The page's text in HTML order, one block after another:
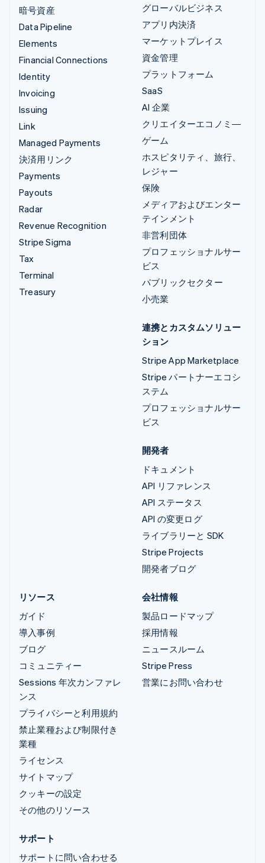
暗号資産
Data Pipeline
Elements
Financial Connections
Identity
Invoicing
Issuing
Link
Managed Payments
決済用リンク
Payments
Payouts
Radar
Revenue Recognition
Stripe Sigma
Tax
Terminal
Treasury
グローバルビジネス
アプリ内決済
マーケットプレイス
資金管理
プラットフォーム
SaaS
AI 企業
クリエイターエコノミ―
ゲーム
ホスピタリティ、旅行、
レジャー
保険
メディアおよびエンター
テインメント
非営利団体
プロフェッショナルサー
ビス
パブリックセクター
小売業
連携とカスタムソリュー
ション
Stripe App Marketplace
Stripe パートナーエコシ
ステム
プロフェッショナルサー
ビス
開発者
ドキュメント
API リファレンス
API ステータス
API の変更ログ
ライブラリーと SDK
Stripe Projects
開発者ブログ
リソース
ガイド
導入事例
ブログ
コミュニティー
Sessions 年次カンファレ
ンス
プライバシーと利用規約
禁止業種および制限付き
業種
ライセンス
サイトマップ
クッキーの設定
その他のリソース
会社情報
製品ロードマップ
採用情報
ニュースルーム
Stripe Press
営業にお問い合わせ
サポート
サポートに問い合わせる